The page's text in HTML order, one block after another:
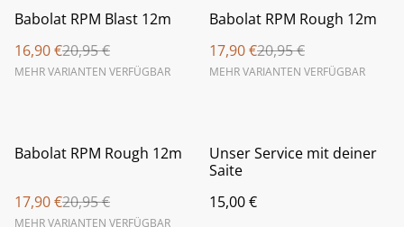
%
Babolat RPM Blast 12m
16,90 €20,95 €
MEHR VARIANTEN VERFÜGBAR
%
Babolat RPM Rough 12m
17,90 €20,95 €
MEHR VARIANTEN VERFÜGBAR
%
Babolat RPM Rough 12m
17,90 €20,95 €
MEHR VARIANTEN VERFÜGBAR
Unser Service mit deiner
Saite
15,00 €